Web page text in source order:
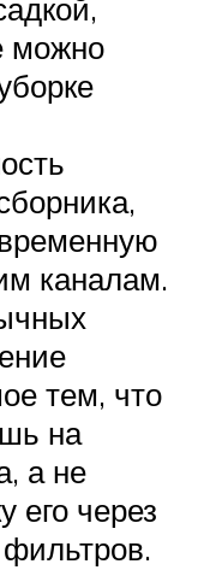
можно
каналам.
тем, что
на
а не
его через